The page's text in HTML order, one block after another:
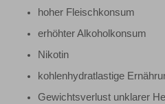
hoher Fleischkonsum
erhöhter Alkoholkonsum
Nikotin
kohlenhydratlastige
Gewichtsverlust unklarer